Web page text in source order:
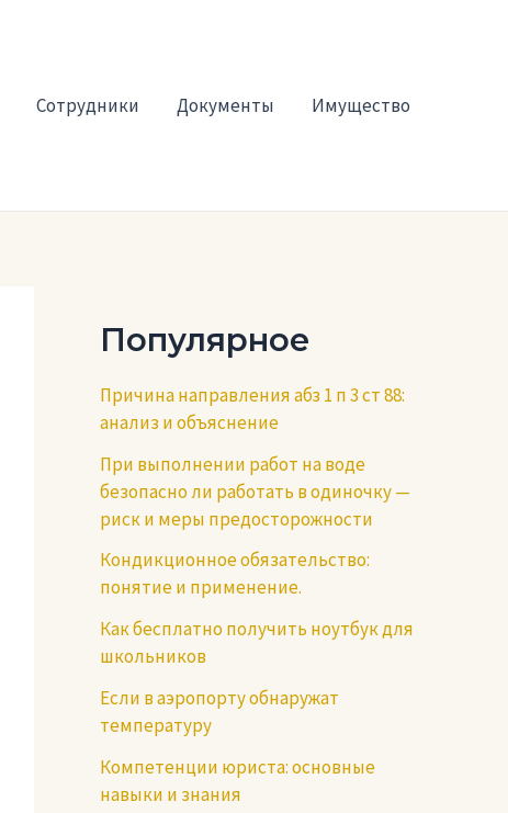
Сотрудники Документы Имущество
Популярное
Причина направления абз 1 п 3 ст 88:
анализ и объяснение
При выполнении работ на воде
безопасно ли работать в одиночку —
риск и меры предосторожности
Кондикционное обязательство:
понятие и применение.
Как бесплатно получить ноутбук для
школьников
Если в аэропорту обнаружат
температуру
Компетенции юриста: основные
навыки и знания